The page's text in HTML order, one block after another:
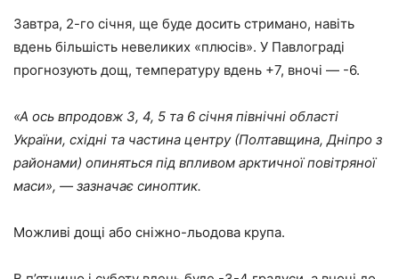
Завтра, 2-го січня, ще буде досить стримано, навіть
вдень більшість невеликих «плюсів». У Павлограді
прогнозують дощ, температуру вдень +7, вночі — -6.
«А ось впродовж 3, 4, 5 та 6 січня північні області
України, східні та частина центру (Полтавщина, Дніпро з
районами) опиняться під впливом арктичної повітряної
маси», — зазначає синоптик.
Можливі дощі або сніжно-льодова крупа.